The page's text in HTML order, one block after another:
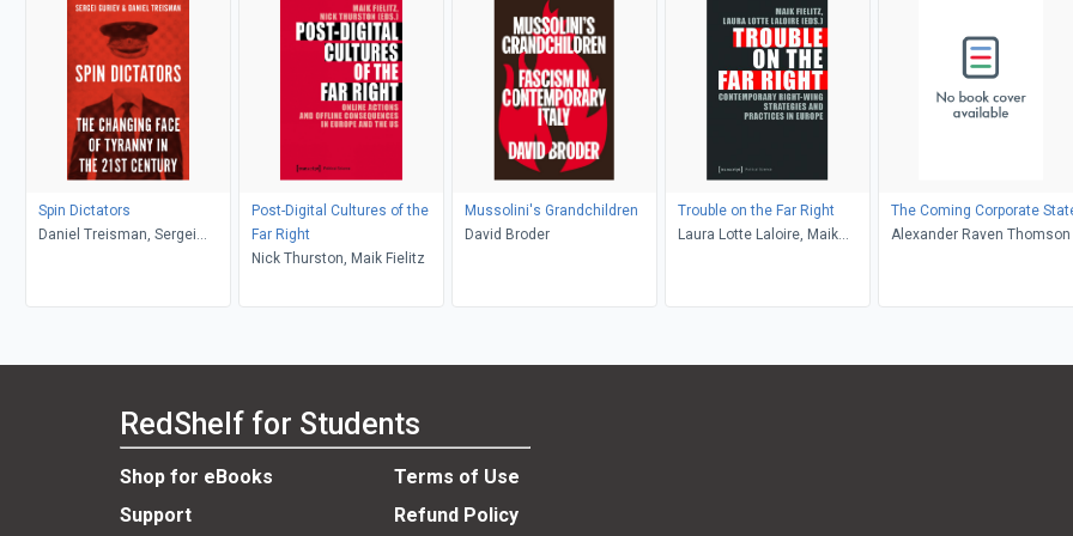
Spin Dictators
Daniel Treisman, Sergei
Post-Digital Cultures of the
Far Right
Nick Thurston, Maik Fielitz
Mussolini's Grandchildren
David Broder
Trouble on the Far Right
Laura Lotte Laloire, Maik
The Coming Corporate
Alexander Raven Thomson
RedShelf for Students
Shop for eBooks
Terms of Use
Support
Refund Policy